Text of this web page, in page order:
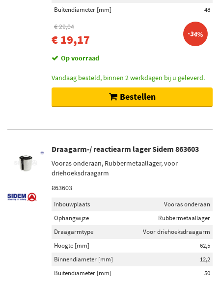
Buitendiameter [mm] 48
€ 29,04
€ 19,17 -34%
Op voorraad
Vandaag besteld, binnen 2 werkdagen bij u geleverd.
Bestellen
Draagarm-/ reactiearm lager Sidem 863603
Vooras onderaan, Rubbermetaallager, voor
driehoeksdraagarm
863603
Inbouwplaats
Vooras onderaan
Ophangwijze
Rubbermetaallager
Draagarmtype
Voor driehoeksdraagarm
Hoogte [mm]
62,5
Binnendiameter [mm]
12,2
Buitendiameter [mm]
50